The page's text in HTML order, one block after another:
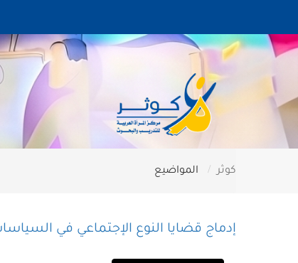
كوثر المواضيع
إدماج قضايا النوع الإجتماعي في